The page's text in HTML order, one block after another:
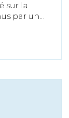
sur la
par un...